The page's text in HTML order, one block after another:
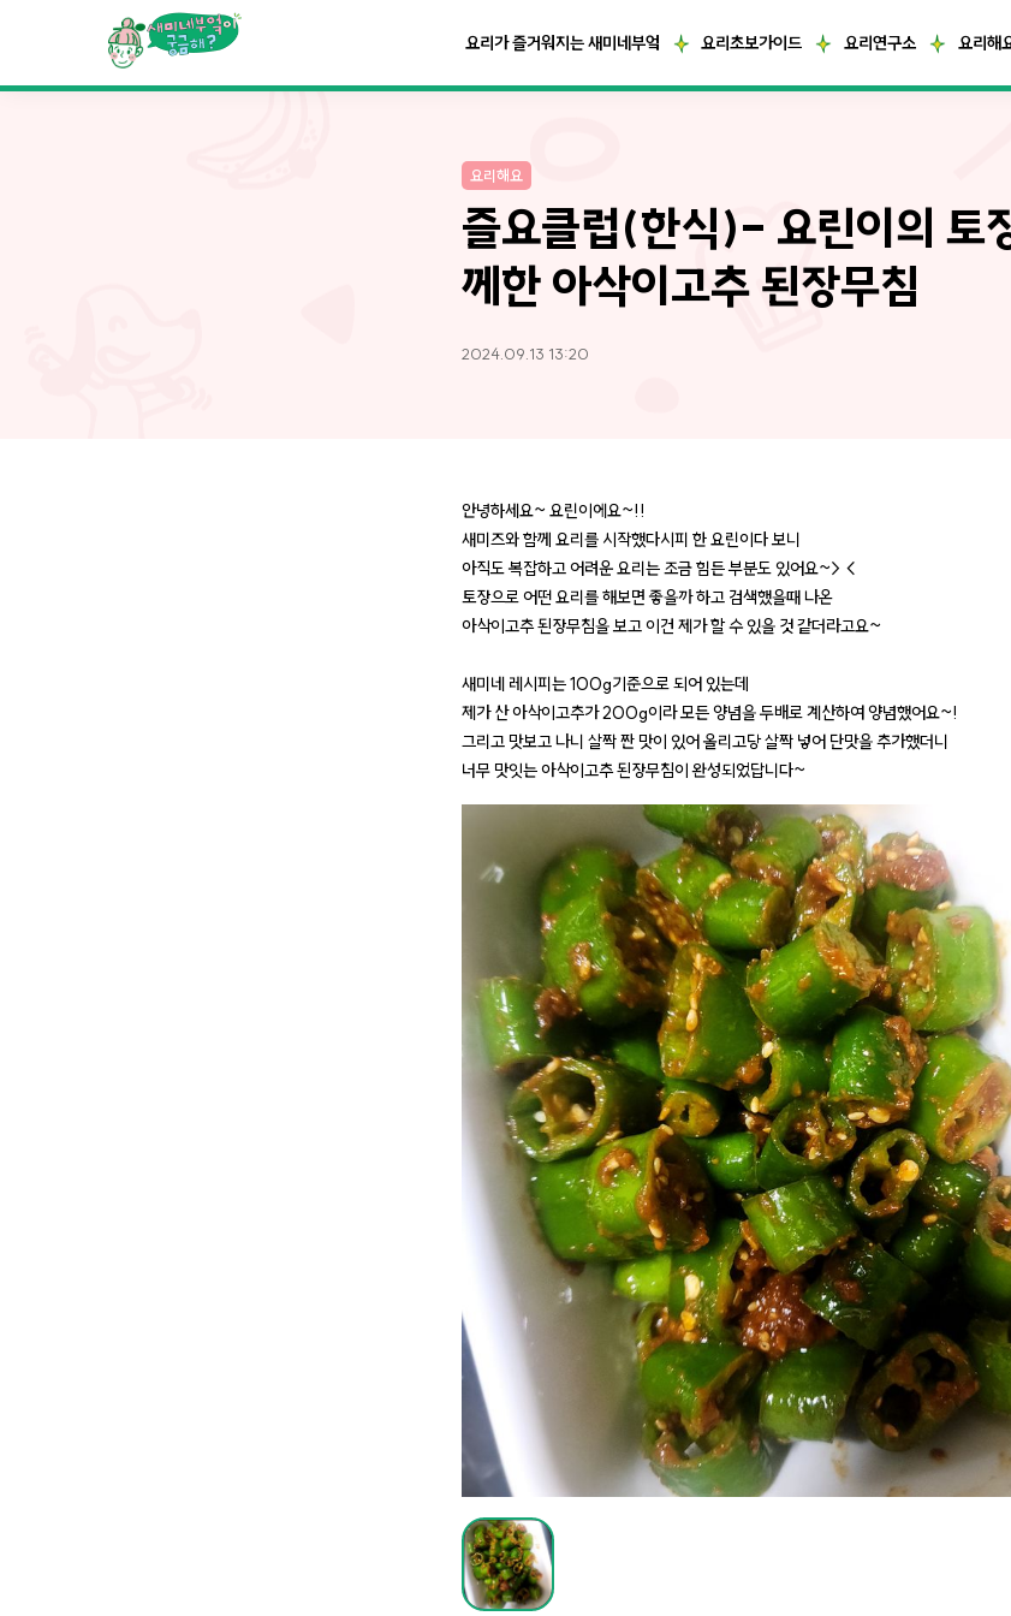
요리가 즐거워지는 새미네부엌 요리초보가이드 요리연구소 요리해
요리해요
즐요클럽(한식)- 요린이의 토
께한 아삭이고추 된장무침
2024.09.13 13:20
안녕하세요~ 요린이에요~!!
새미즈와 함께 요리를 시작했다시피 한 요린이다 보니
아직도 복잡하고 어려운 요리는 조금 힘든 부분도 있어요~> <
토장으로 어떤 요리를 해보면 좋을까 하고 검색했을때 나온
아삭이고추 된장무침을 보고 이건 제가 할 수 있을 것 같더라고요~
새미네 레시피는 100g기준으로 되어 있는데
제가 산 아삭이고추가 200g이라 모든 양념을 두배로 계산하여 양념했어요~!
그리고 맛보고 나니 살짝 짠 맛이 있어 올리고당 살짝 넣어 단맛을 추가했더니
너무 맛잇는 아삭이고추 된장무침이 완성되었답니다~